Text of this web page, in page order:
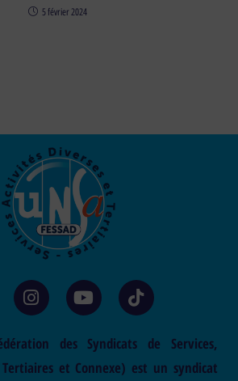
5 février 2024
des Syndicats de Services,
et Connexe) est un syndicat